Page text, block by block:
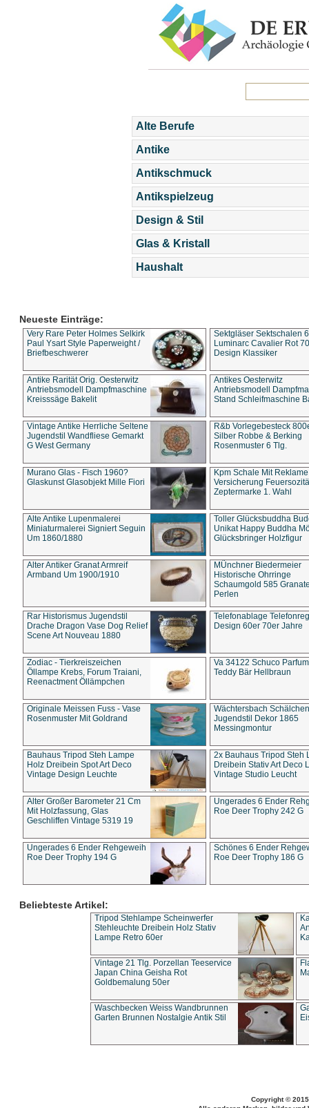
Alte Berufe
Antike
Antikschmuck
Antikspielzeug
Design & Stil
Glas & Kristall
Haushalt
Neueste Einträge:
Very Rare Peter Holmes Selkirk
Paul Ysart Style Paperweight /
Briefbeschwerer
Sektgläser Sektschalen
Luminarc Cavalier Rot
Design Klassiker
Antike Rarität Orig. Oesterwitz
Antriebsmodell Dampfmaschine
Kreisssäge Bakelit
Antikes Oesterwitz
Antriebsmodell
Stand Schleifmaschine
Vintage Antike Herrliche Seltene
Jugendstil Wandfliese Gemarkt
G West Germany
R&b Vorlegebesteck
Silber Robbe & Berking
Rosenmuster 6 Tlg.
Murano Glas - Fisch 1960?
Glaskunst Glasobjekt Mille Fiori
Kpm Schale Mit Reklame
Versicherung
Zeptermarke 1. Wahl
Alte Antike Lupenmalerei
Miniaturmalerei Signiert Seguin
Um 1860/1880
Toller Glücksbuddha
Unikat Happy Buddha
Glücksbringer Holzfigur
Alter Antiker Granat Armreif
Armband Um 1900/1910
MÜnchner Biedermeier
Historische Ohrringe
Schaumgold 585
Perlen
Rar Historismus Jugendstil
Drache Dragon Vase Dog Relief
Scene Art Nouveau 1880
Telefonablage
Design 60er 70er Jahre
Zodiac - Tierkreiszeichen
Öllampe Krebs, Forum Traiani,
Reenactment Öllämpchen
Va 34122 Schuco
Teddy Bär Hellbraun
Originale Meissen Fuss - Vase
Rosenmuster Mit Goldrand
Wächtersbach Schälchen
Jugendstil Dekor 1865
Messingmontur
Bauhaus Tripod Steh Lampe
Holz Dreibein Spot Art Deco
Vintage Design Leuchte
2x Bauhaus Tripod Steh
Dreibein Stativ Art Deco
Vintage Studio Leucht
Alter Großer Barometer 21 Cm
Mit Holzfassung, Glas
Geschliffen Vintage 5319 19
Ungerades 6 Ender
Roe Deer Trophy 242 G
Ungerades 6 Ender Rehgeweih
Roe Deer Trophy 194 G
Schönes 6 Ender
Roe Deer Trophy 186 G
Beliebteste Artikel:
Tripod Stehlampe Scheinwerfer
Stehleuchte Dreibein Holz Stativ
Lampe Retro 60er
Vintage 21 Tlg. Porzellan Teeservice
Japan China Geisha Rot
Goldbemalung 50er
Waschbecken Weiss Wandbrunnen
Garten Brunnen Nostalgie Antik Stil
Copyright ©